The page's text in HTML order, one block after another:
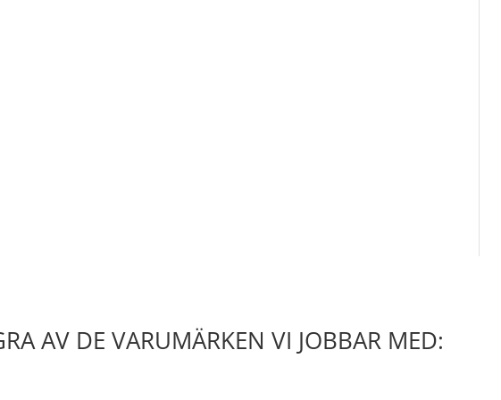
AV DE VARUMÄRKEN VI JOBBAR MED: